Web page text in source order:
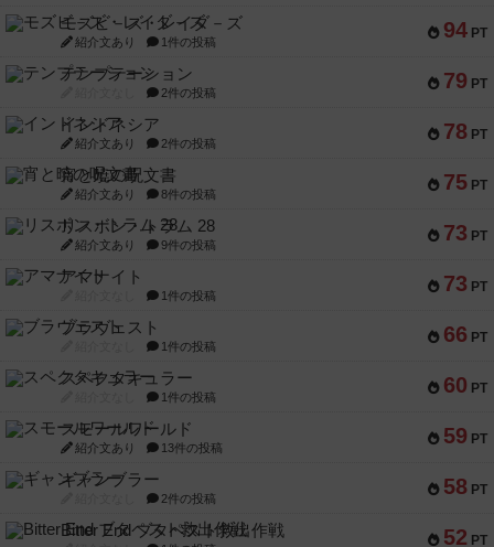
94 PT
モズビ－ズ・レイダ－ズ
紹介文あり 1件の投稿
79 PT
テンプテーション
2件の投稿
78 PT
インドネシア
紹介文あり 2件の投稿
75 PT
宵と暁の呪文書
紹介文あり 8件の投稿
73 PT
リスボン・トラム 28
紹介文あり 9件の投稿
73 PT
アマナイト
1件の投稿
66 PT
ブラヴェスト
1件の投稿
60 PT
スペクタキュラー
1件の投稿
59 PT
スモールワールド
紹介文あり 13件の投稿
58 PT
ギャンブラー
2件の投稿
52 PT
Bitter End ブタペスト救出作戦